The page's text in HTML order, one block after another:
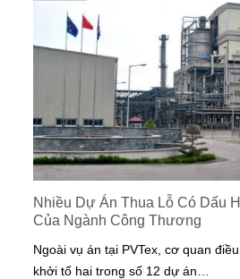
Nhiều Dự Án Thua Lỗ Có Dấu
Của Ngành Công Thương
Ngoài vụ án tại PVTex, cơ quan
khởi tố hai trong số 12 dự án…